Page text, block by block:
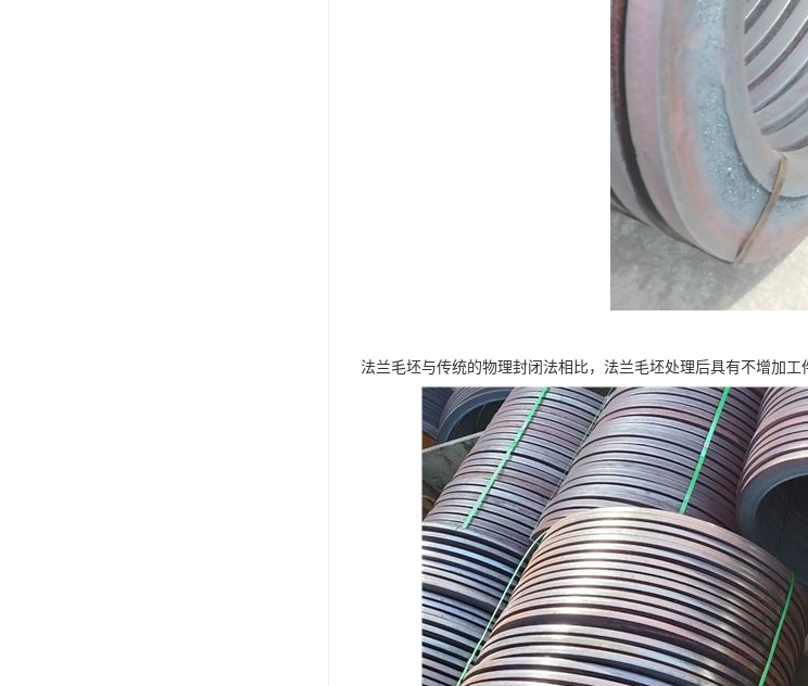
法兰毛坯与传统的物理封闭法相比，法兰毛坯处理后具有不增加